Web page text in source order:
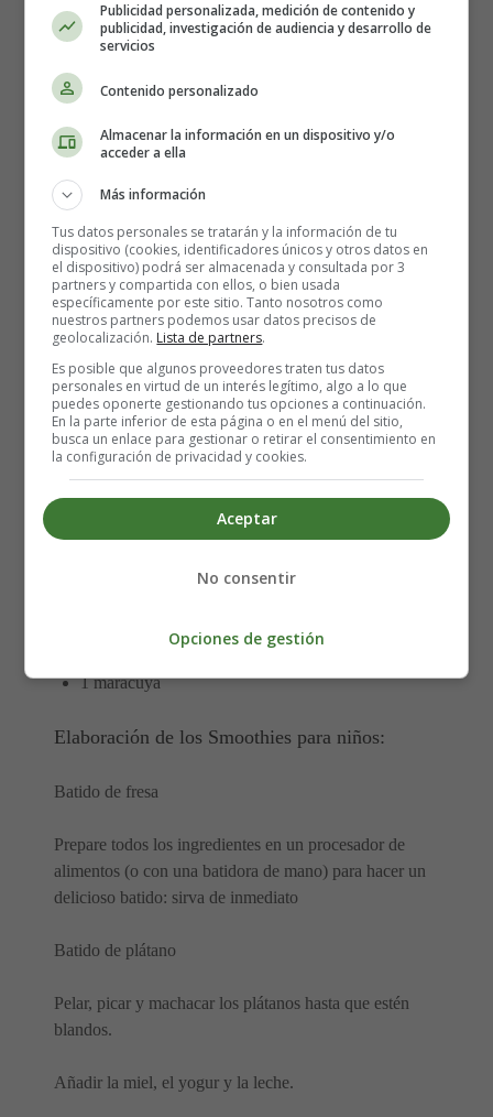
1 plátano bien maduro
1 cucharadita de miel (líquida)
Smoothie de plátano
2 plátanos bien maduros
1 cucharada de yogur natural (o cualquier sabor que
te apetezca)
400 ml de leche
Smoothie de plátano y manzana
1 plátano, picado
1 manzana, picada
60 gramos de yogur natural
60 ml de leche
1 cucharadita de miel (líquida)
3 cubitos de hielo
1 maracuyá
Elaboración de los Smoothies para niños:
Batido de fresa
Prepare todos los ingredientes en un procesador de
alimentos (o con una batidora de mano) para hacer un
delicioso batido: sirva de inmediato
Batido de plátano
Pelar, picar y machacar los plátanos hasta que estén
blandos.
Añadir la miel, el yogur y la leche.
Publicidad personalizada, medición de contenido y
publicidad, investigación de audiencia y desarrollo de
servicios
Contenido personalizado
Almacenar la información en un dispositivo y/o
acceder a ella
Más información
Tus datos personales se tratarán y la información de tu
dispositivo (cookies, identificadores únicos y otros datos en
el dispositivo) podrá ser almacenada y consultada por 3
partners y compartida con ellos, o bien usada
específicamente por este sitio. Tanto nosotros como
nuestros partners podemos usar datos precisos de
geolocalización. Lista de partners.
Es posible que algunos proveedores traten tus datos
personales en virtud de un interés legítimo, algo a lo que
puedes oponerte gestionando tus opciones a continuación.
En la parte inferior de esta página o en el menú del sitio,
busca un enlace para gestionar o retirar el consentimiento en
la configuración de privacidad y cookies.
Aceptar
No consentir
Opciones de gestión